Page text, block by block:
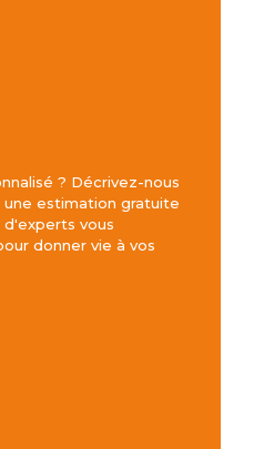
? Décrivez-nous
estimation gratuite
vous
donner vie à vos